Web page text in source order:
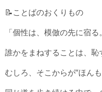
📝ことばのおくりもの
「個性は、模倣の先に宿る
誰かをまねすることは、恥
むしろ、そこからが“ほんも